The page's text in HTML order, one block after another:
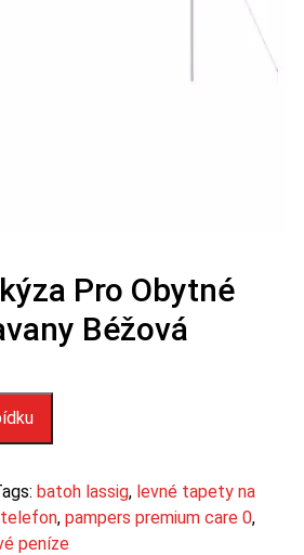
Pro Obytné
Béžová
batoh lassig, levné tapety na
, pampers premium care 0,
peníze